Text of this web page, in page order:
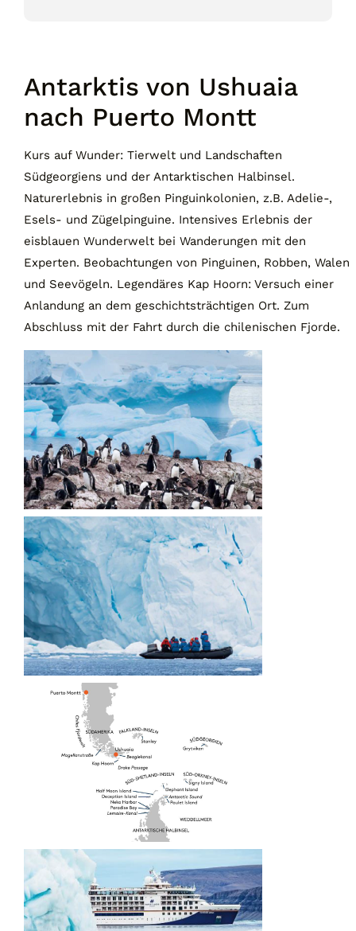
Antarktis von Ushuaia
nach Puerto Montt
Kurs auf Wunder: Tierwelt und Landschaften
Südgeorgiens und der Antarktischen Halbinsel.
Naturerlebnis in großen Pinguinkolonien, z.B. Adelie-,
Esels- und Zügelpinguine. Intensives Erlebnis der
eisblauen Wunderwelt bei Wanderungen mit den
Experten. Beobachtungen von Pinguinen, Robben, Walen
und Seevögeln. Legendäres Kap Hoorn: Versuch einer
Anlandung an dem geschichtsträchtigen Ort. Zum
Abschluss mit der Fahrt durch die chilenischen Fjorde.